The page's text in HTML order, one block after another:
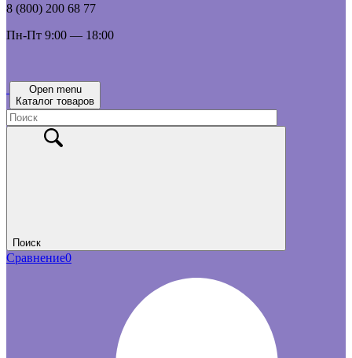
8 (800) 200 68 77
Пн-Пт 9:00 — 18:00
Open menu
Каталог товаров
Поиск
Сравнение0